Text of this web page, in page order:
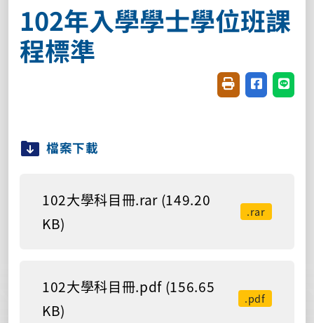
102年入學學士學位班課
程標準
友善列印(開新視
分享至臉書
分享
檔案下載
102大學科目冊.rar (149.20
KB)
.rar
102大學科目冊.pdf (156.65
KB)
.pdf